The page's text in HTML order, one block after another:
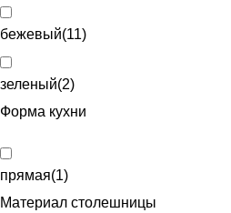
бежевый(11)
зеленый(2)
Форма кухни
прямая(1)
Материал столешницы